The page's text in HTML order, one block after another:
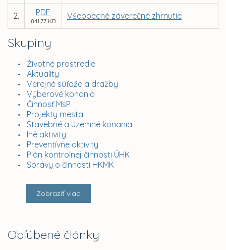
Skupiny
Životné prostredie
Aktuality
Verejné súťaže a dražby
Výberové konania
Činnosť MsP
Projekty mesta
Stavebné a územné konania
Iné aktivity
Preventívne aktivity
Plán kontrolnej činnosti ÚHK
Správy o činnosti HKMK
Zobraziť viac
Obľúbené články
2. PDF
841,77 KB
Všeobecné záverečné zhrnutie